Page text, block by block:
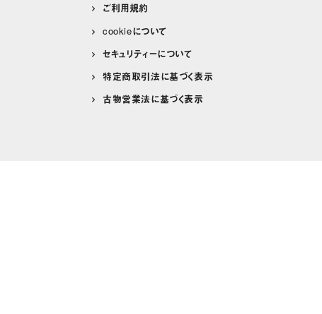
ご利用規約
cookieについて
セキュリティーについて
特定商取引法に基づく表示
古物営業法に基づく表示